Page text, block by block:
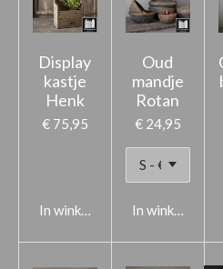
Display
kastje
Henk
€ 75,95
In winkelwagen
Oud
mandje
Rotan
€ 24,95
In winkelwagen